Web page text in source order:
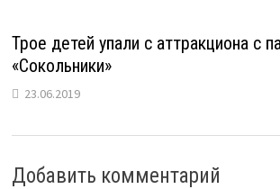
Трое детей упали с аттракциона с
«Сокольники»
23.06.2019
Добавить комментарий